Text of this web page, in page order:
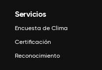
Servicios
Encuesta de Clima
Certificación
Reconocimiento